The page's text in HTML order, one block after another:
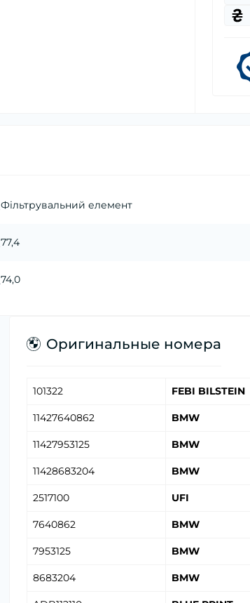
Фільтрувальний елемент
77,4
74,0
Оригинальные номера
101322 FEBI BILSTEIN
11427640862 BMW
11427953125 BMW
11428683204 BMW
2517100 UFI
7640862 BMW
7953125 BMW
8683204 BMW